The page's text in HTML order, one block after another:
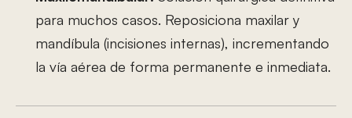
para muchos casos. Reposiciona maxilar y
mandíbula (incisiones internas), incrementando
la vía aérea de forma permanente e inmediata.